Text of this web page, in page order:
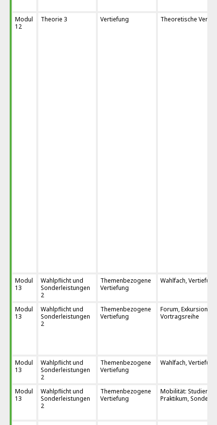
Modul
12
Theorie 3 Vertiefung Theoretische
Modul
13
Wahlpflicht und
Sonderleistungen
2
Themenbezogene
Vertiefung
Wahlfach, Vertiefung
Modul
13
Wahlpflicht und
Sonderleistungen
2
Themenbezogene
Vertiefung
Forum, Exkursion,
Vortragsreihe
Modul
13
Wahlpflicht und
Sonderleistungen
2
Themenbezogene
Vertiefung
Wahlfach, Vertiefung
Modul
13
Wahlpflicht und
Sonderleistungen
2
Themenbezogene
Vertiefung
Mobilität:
Praktikum,